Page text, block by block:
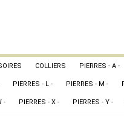
COLLIERS PIERRES - A -
PIERRES - L - PIERRES - M -
- PIERRES - X - PIERRES - Y -